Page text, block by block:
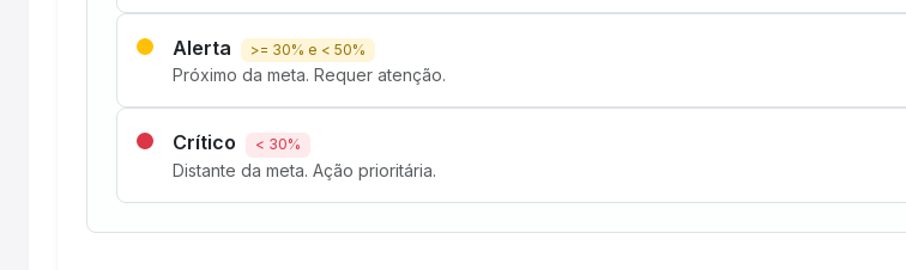
Alerta >= 30% e < 50%
Próximo da meta. Requer atenção.
Crítico < 30%
Distante da meta. Ação prioritária.